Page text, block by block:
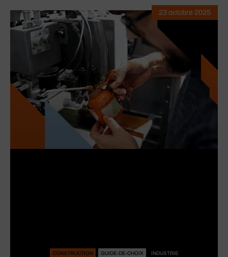
CONSTRUCTION GUIDE-DE-CHOIX INDUSTRIE
23 octobre 2025